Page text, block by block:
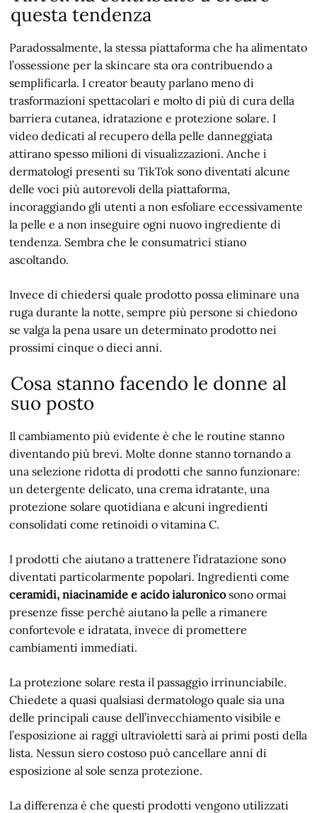
questa tendenza
Paradossalmente, la stessa piattaforma che ha alimentato
l’ossessione per la skincare sta ora contribuendo a
semplificarla. I creator beauty parlano meno di
trasformazioni spettacolari e molto di più di cura della
barriera cutanea, idratazione e protezione solare. I
video dedicati al recupero della pelle danneggiata
attirano spesso milioni di visualizzazioni. Anche i
dermatologi presenti su TikTok sono diventati alcune
delle voci più autorevoli della piattaforma,
incoraggiando gli utenti a non esfoliare eccessivamente
la pelle e a non inseguire ogni nuovo ingrediente di
tendenza. Sembra che le consumatrici stiano
ascoltando.
Invece di chiedersi quale prodotto possa eliminare una
ruga durante la notte, sempre più persone si chiedono
se valga la pena usare un determinato prodotto nei
prossimi cinque o dieci anni.
Cosa stanno facendo le donne al
suo posto
Il cambiamento più evidente è che le routine stanno
diventando più brevi. Molte donne stanno tornando a
una selezione ridotta di prodotti che sanno funzionare:
un detergente delicato, una crema idratante, una
protezione solare quotidiana e alcuni ingredienti
consolidati come retinoidi o vitamina C.
I prodotti che aiutano a trattenere l’idratazione sono
diventati particolarmente popolari. Ingredienti come
ceramidi, niacinamide e acido ialuronicosono ormai
presenze fisse perché aiutano la pelle a rimanere
confortevole e idratata, invece di promettere
cambiamenti immediati.
La protezione solare resta il passaggio irrinunciabile.
Chiedete a quasi qualsiasi dermatologo quale sia una
delle principali cause dell’invecchiamento visibile e
l’esposizione ai raggi ultravioletti sarà ai primi posti della
lista. Nessun siero costoso può cancellare anni di
esposizione al sole senza protezione.
La differenza è che questi prodotti vengono utilizzati